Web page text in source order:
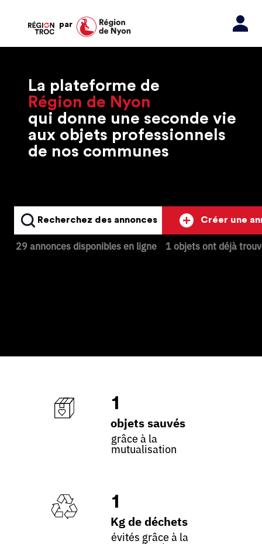
par
La plateforme de
Région de Nyon
qui donne une seconde vie
aux objets professionnels
de nos communes
Recherchez des annonces
29 annonces disponibles en ligne
Créer une
1 objets ont déjà
1
objets sauvés
grâce à la
mutualisation
1
Kg de déchets
évités grâce à la